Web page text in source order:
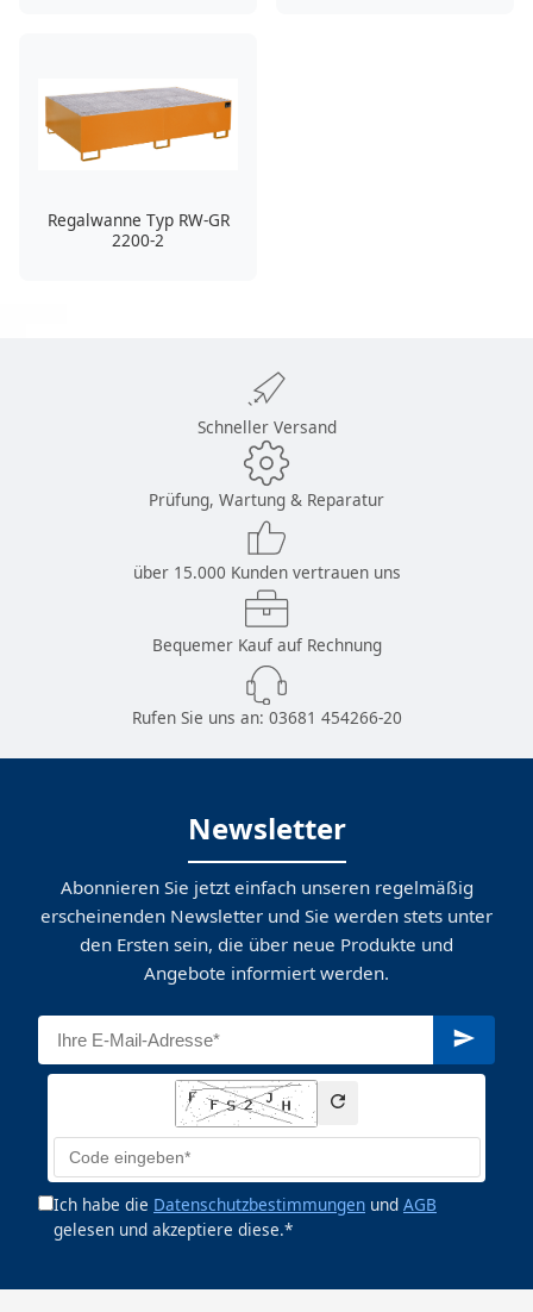
Regalwanne Typ RW-GR
2200-2
Schneller Versand
Prüfung, Wartung & Reparatur
über 15.000 Kunden vertrauen uns
Bequemer Kauf auf Rechnung
Rufen Sie uns an: 03681 454266-20
Newsletter
Abonnieren Sie jetzt einfach unseren regelmäßig
erscheinenden Newsletter und Sie werden stets unter
den Ersten sein, die über neue Produkte und
Angebote informiert werden.
Ich habe die Datenschutzbestimmungen und AGB
gelesen und akzeptiere diese.*